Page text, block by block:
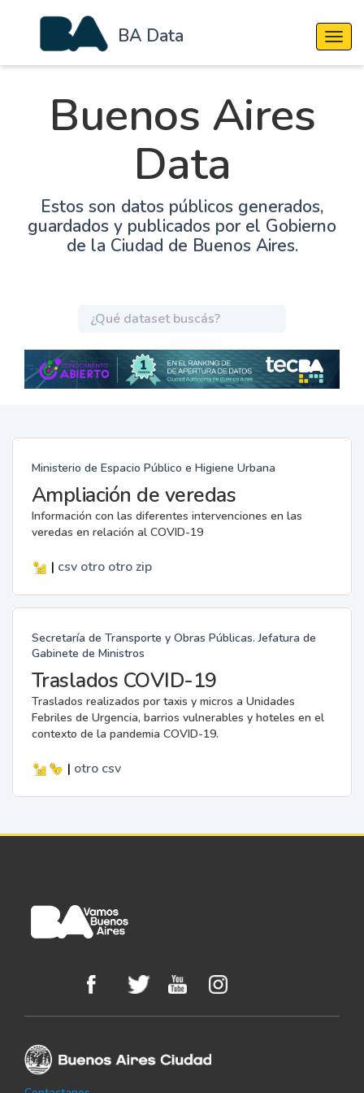
BA Data
Buenos Aires
Data
Estos son datos públicos generados,
guardados y publicados por el Gobierno
de la Ciudad de Buenos Aires.
Ministerio de Espacio Público e Higiene Urbana
Ampliación de veredas
Información con las diferentes intervenciones en las
veredas en relación al COVID-19
| csv otro otro zip
Secretaría de Transporte y Obras Públicas. Jefatura de
Gabinete de Ministros
Traslados COVID-19
Traslados realizados por taxis y micros a Unidades
Febriles de Urgencia, barrios vulnerables y hoteles en el
contexto de la pandemia COVID-19.
| otro csv